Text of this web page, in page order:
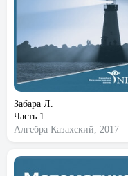
Забара Л.
Часть 1
Алгебра Казахский, 2017